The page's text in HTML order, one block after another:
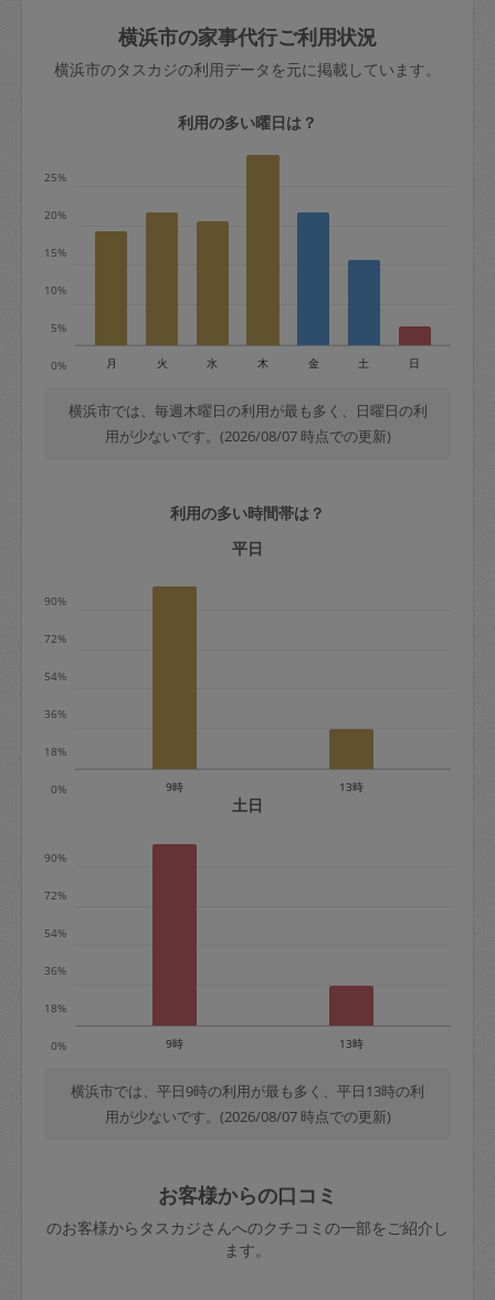
依頼者不在による当日キャンセル＝依頼
金額の100%＋交通費全額
※例：依頼日時／土曜日午前9時開始の場
50%
金曜日9時～土曜日8時まで＝依頼金額の
＋交通費全額
依頼者不在による当日キャンセル＝依頼
金額の100%＋交通費全額
定期契約をキャンセルする場合、毎週定
期は月2回まで隔週定期は月1回までキャ
※キャンセル料金の設定について：
きた場合は損害保険の対象外となるので
ご注意ください。
玉、など
あわせてこちらも参照ください：初めて
はありますか？
横浜市の家事代行ご利用状況
横浜市のタスカジの利用データを元に掲載しています。
利用の多い曜日は？
0%
5%
10%
15%
20%
25%
月 火 水 木 金 土 日
横浜市では、毎週木曜日の利用が最も多く、日曜日の利
用が少ないです。(2026/08/07 時点での更新)
利用の多い時間帯は？
平日
0%
18%
36%
54%
72%
90%
9時 13時
土日
0%
18%
36%
54%
72%
90%
9時 13時
横浜市では、平日9時の利用が最も多く、平日13時の利
用が少ないです。(2026/08/07 時点での更新)
お客様からの口コミ
のお客様からタスカジさんへのクチコミの一部をご紹介し
ます。